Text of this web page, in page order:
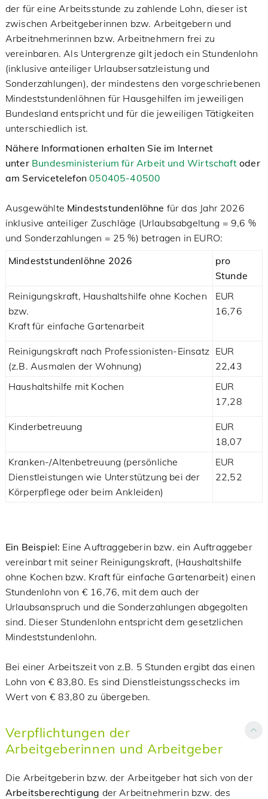
der für eine Arbeitsstunde zu zahlende Lohn, dieser ist
zwischen Arbeitgeberinnen bzw. Arbeitgebern und
Arbeitnehmerinnen bzw. Arbeitnehmern frei zu
vereinbaren. Als Untergrenze gilt jedoch ein Stundenlohn
(inklusive anteiliger Urlaubsersatzleistung und
Sonderzahlungen), der mindestens den vorgeschriebenen
Mindeststundenlöhnen für Hausgehilfen im jeweiligen
Bundesland entspricht und für die jeweiligen Tätigkeiten
unterschiedlich ist.
Nähere Informationen erhalten Sie im Internet
unter Bundesministerium für Arbeit und Wirtschaftoder
am Servicetelefon050405-40500
Ausgewählte Mindeststundenlöhne für das Jahr 2026
inklusive anteiliger Zuschläge (Urlaubsabgeltung = 9,6 %
und Sonderzahlungen = 25 %) betragen in EURO:
Mindeststundenlöhne 2026
pro
Stunde
Reinigungskraft, Haushaltshilfe ohne Kochen
bzw.
Kraft für einfache Gartenarbeit
EUR
16,76
Reinigungskraft nach Professionisten-Einsatz
(z.B. Ausmalen der Wohnung)
EUR
22,43
Haushaltshilfe mit Kochen
EUR
17,28
Kinderbetreuung
EUR
18,07
Kranken-/Altenbetreuung (persönliche
Dienstleistungen wie Unterstützung bei der
Körperpflege oder beim Ankleiden)
EUR
22,52
Ein Beispiel: Eine Auftraggeberin bzw. ein Auftraggeber
vereinbart mit seiner Reinigungskraft, (Haushaltshilfe
ohne Kochen bzw. Kraft für einfache Gartenarbeit) einen
Stundenlohn von € 16,76, mit dem auch der
Urlaubsanspruch und die Sonderzahlungen abgegolten
sind. Dieser Stundenlohn entspricht dem gesetzlichen
Mindeststundenlohn.
Bei einer Arbeitszeit von z.B. 5 Stunden ergibt das einen
Lohn von € 83,80. Es sind Dienstleistungsschecks im
Wert von € 83,80 zu übergeben.
Verpflichtungen der
Arbeitgeberinnen und Arbeitgeber
Die Arbeitgeberin bzw. der Arbeitgeber hat sich von der
Arbeitsberechtigung der Arbeitnehmerin bzw. des